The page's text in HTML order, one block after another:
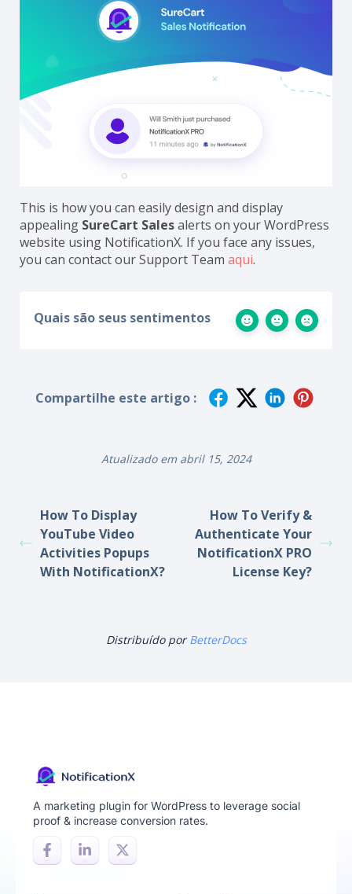
This is how you can easily design and display
appealing SureCart Salesalerts on your WordPress
website using NotificationX. If you face any issues,
you can contact our Support Team aqui.
Quais são seus sentimentos
Compartilhe este artigo :
Atualizado em abril 15, 2024
How To Display
YouTube Video
Activities Popups
With NotificationX?
How To Verify &
Authenticate Your
NotificationX PRO
License Key?
Distribuído porBetterDocs
A marketing plugin for WordPress to leverage social
proof & increase conversion rates.